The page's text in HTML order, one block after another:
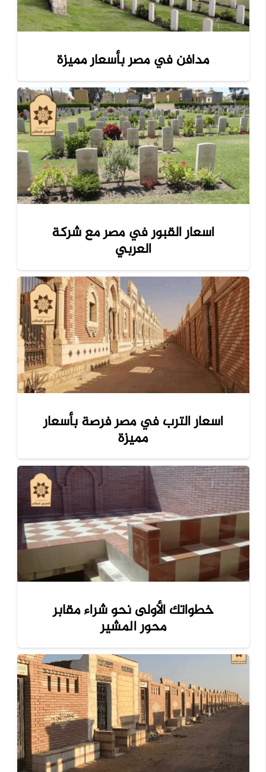
مدافن في مصر بأسعار مميزة
اسعار القبور في مصر مع شركة
العربي
اسعار الترب في مصر فرصة بأسعار
مميزة
خطواتك الأولى نحو شراء مقابر
محور المشير